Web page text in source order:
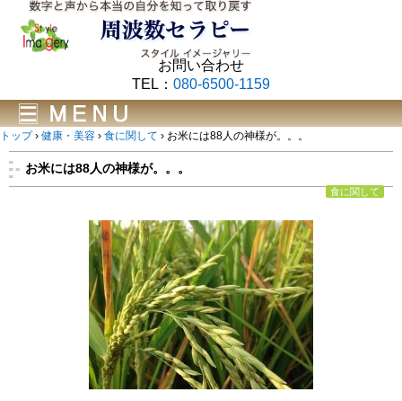
お問い合わせ
TEL： 080-6500-1159
トップ › 健康・美容 › 食に関して › お米には88人の神様が。。。
お米には88人の神様が。。。
食に関して